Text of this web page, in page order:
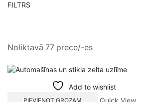
FILTRS
Noliktavā 77 prece/-es
Add to wishlist
PIEVIENOT GROZAM Quick View